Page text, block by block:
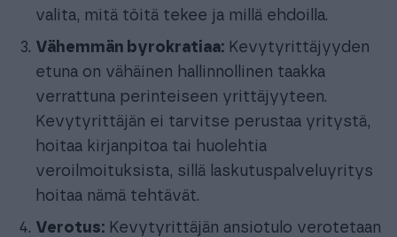
valita, mitä töitä tekee ja millä ehdoilla.
Vähemmän byrokratiaa: Kevytyrittäjyyden
etuna on vähäinen hallinnollinen taakka
verrattuna perinteiseen yrittäjyyteen.
Kevytyrittäjän ei tarvitse perustaa yritystä,
hoitaa kirjanpitoa tai huolehtia
veroilmoituksista, sillä laskutuspalveluyritys
hoitaa nämä tehtävät.
Verotus: Kevytyrittäjän ansiotulo verotetaan